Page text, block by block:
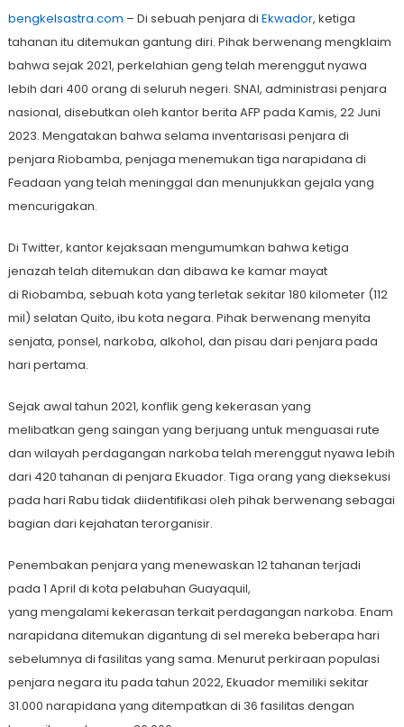
bengkelsastra.com – Di sebuah penjara di Ekwador, ketiga
tahanan itu ditemukan gantung diri. Pihak berwenang mengklaim
bahwa sejak 2021, perkelahian geng telah merenggut nyawa
lebih dari 400 orang di seluruh negeri. SNAI, administrasi penjara
nasional, disebutkan oleh kantor berita AFP pada Kamis, 22 Juni
2023. Mengatakan bahwa selama inventarisasi penjara di
penjara Riobamba, penjaga menemukan tiga narapidana di
Feadaan yang telah meninggal dan menunjukkan gejala yang
mencurigakan.
Di Twitter, kantor kejaksaan mengumumkan bahwa ketiga
jenazah telah ditemukan dan dibawa ke kamar mayat
di Riobamba, sebuah kota yang terletak sekitar 180 kilometer (112
mil) selatan Quito, ibu kota negara. Pihak berwenang menyita
senjata, ponsel, narkoba, alkohol, dan pisau dari penjara pada
hari pertama.
Sejak awal tahun 2021, konflik geng kekerasan yang
melibatkan geng saingan yang berjuang untuk menguasai rute
dan wilayah perdagangan narkoba telah merenggut nyawa lebih
dari 420 tahanan di penjara Ekuador. Tiga orang yang dieksekusi
pada hari Rabu tidak diidentifikasi oleh pihak berwenang sebagai
bagian dari kejahatan terorganisir.
Penembakan penjara yang menewaskan 12 tahanan terjadi
pada 1 April di kota pelabuhan Guayaquil,
yang mengalami kekerasan terkait perdagangan narkoba. Enam
narapidana ditemukan digantung di sel mereka beberapa hari
sebelumnya di fasilitas yang sama. Menurut perkiraan populasi
penjara negara itu pada tahun 2022, Ekuador memiliki sekitar
31.000 narapidana yang ditempatkan di 36 fasilitas dengan